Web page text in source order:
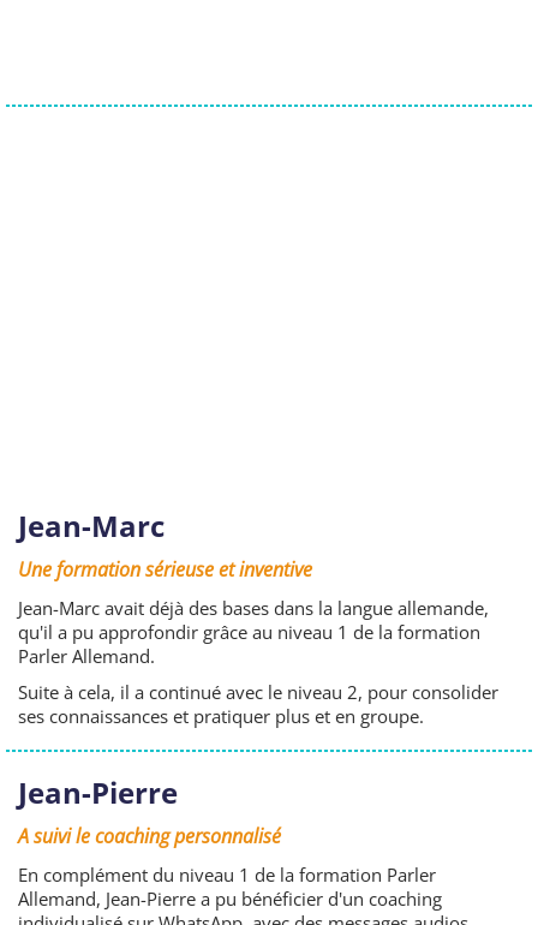
Jean-Marc
Une formation sérieuse et inventive
Jean-Marc avait déjà des bases dans la langue allemande,
qu'il a pu approfondir grâce au niveau 1 de la formation
Parler Allemand.
Suite à cela, il a continué avec le niveau 2, pour consolider
ses connaissances et pratiquer plus et en groupe.
Jean-Pierre
A suivi le coaching personnalisé
En complément du niveau 1 de la formation Parler
Allemand, Jean-Pierre a pu bénéficier d'un coaching